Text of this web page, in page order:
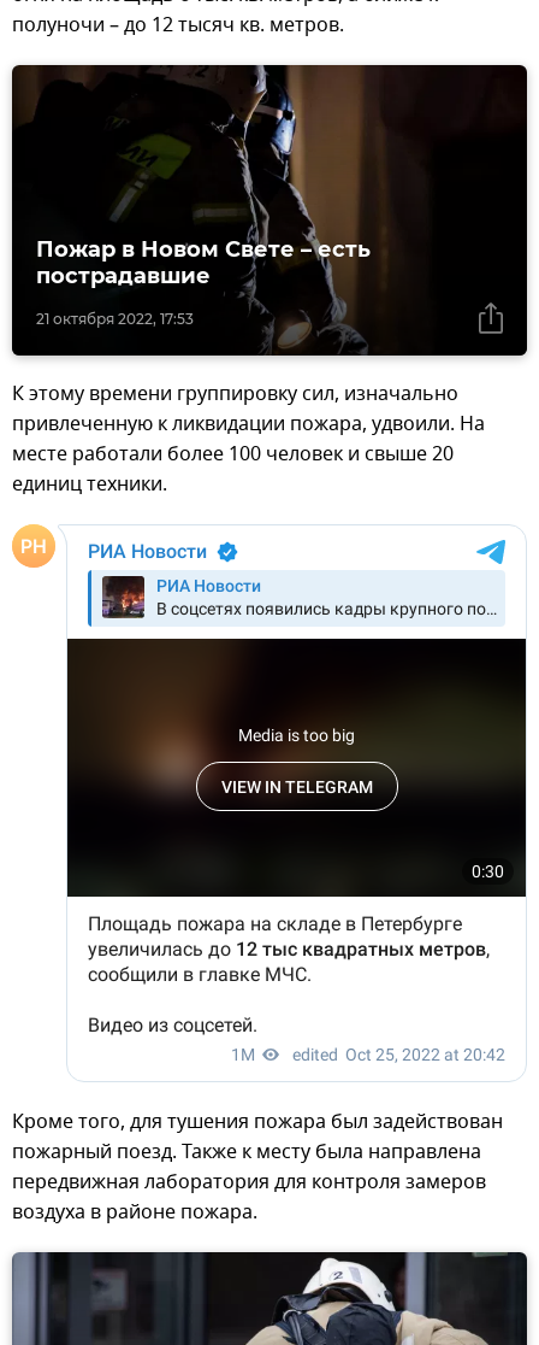
полуночи – до 12 тысяч кв. метров.
21 октября 2022, 17:53
Пожар в Новом Свете – есть
пострадавшие
К этому времени группировку сил, изначально
привлеченную к ликвидации пожара, удвоили. На
месте работали более 100 человек и свыше 20
единиц техники.
Кроме того, для тушения пожара был задействован
пожарный поезд. Также к месту была направлена
передвижная лаборатория для контроля замеров
воздуха в районе пожара.